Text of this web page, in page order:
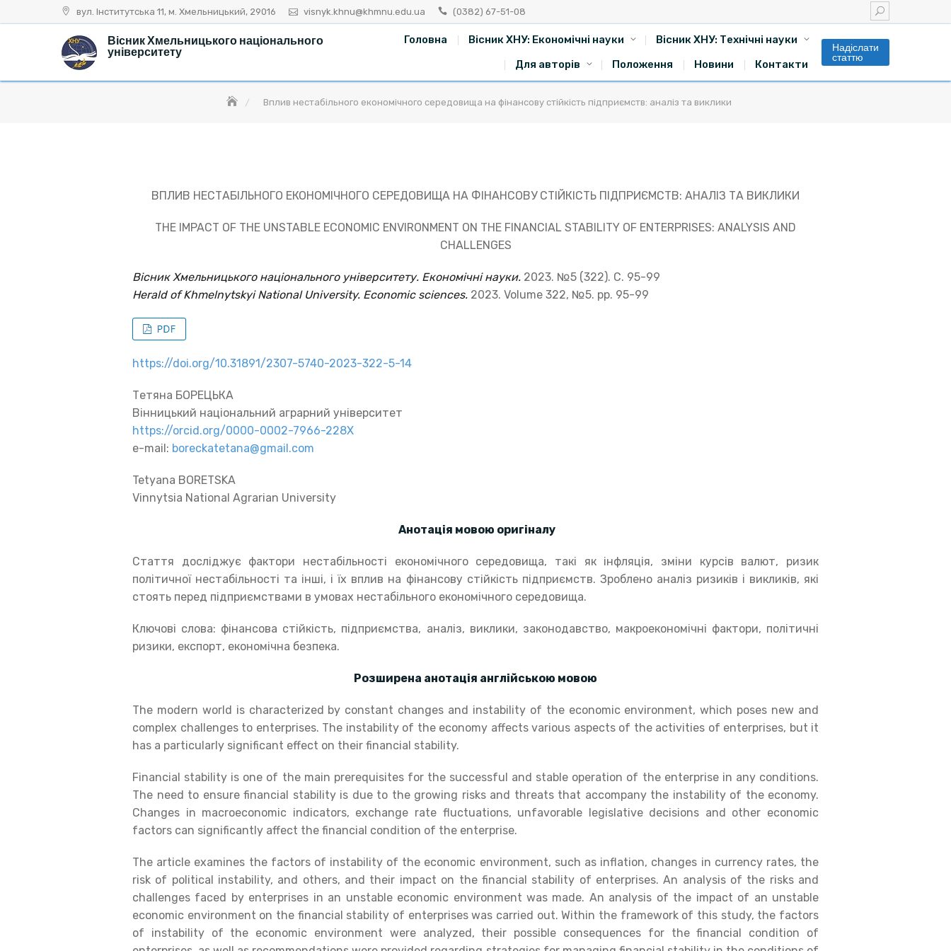
to
вул. Інститутська 11, м. Хмельницький, 29016 visnyk.khnu@khmnu.edu.ua (0382) 67-51-08
Вісник Хмельницького національного
університету
Головна Вісник ХНУ: Економічні науки
Вісник ХНУ: Технічні науки
Для авторів
Положення Новини Контакти
Надіслати
статтю
Вплив нестабільного економічного середовища на фінансову стійкість підприємств: аналіз та виклики
ВПЛИВ НЕСТАБІЛЬНОГО ЕКОНОМІЧНОГО СЕРЕДОВИЩА НА ФІНАНСОВУ СТІЙКІСТЬ ПІДПРИЄМСТВ: АНАЛІЗ ТА ВИКЛИКИ
THE IMPACT OF THE UNSTABLE ECONOMIC ENVIRONMENT ON THE FINANCIAL STABILITY OF ENTERPRISES: ANALYSIS AND
CHALLENGES
Вісник Хмельницького національного університету. Економічні науки. 2023. №5 (322). C. 95-99
Herald of Khmelnytskyi National University. Economic sciences. 2023. Volume 322, №5. pp. 95-99
https://doi.org/10.31891/2307-5740-2023-322-5-14
Тетяна БОРЕЦЬКА
Вінницький національний аграрний університет
https://orcid.org/0000-0002-7966-228X
e-mail: boreckatetana@gmail.com
Tetyana BORETSKA
Vinnytsia National Agrarian University
Анотація мовою оригіналу
Стаття досліджує фактори нестабільності економічного середовища, такі як інфляція, зміни курсів валют, ризик
політичної нестабільності та інші, і їх вплив на фінансову стійкість підприємств. Зроблено аналіз ризиків і викликів, які
стоять перед підприємствами в умовах нестабільного економічного середовища.
Ключові слова: фінансова стійкість, підприємства, аналіз, виклики, законодавство, макроекономічні фактори, політичні
ризики, експорт, економічна безпека.
Розширена анотація англійською мовою
The modern world is characterized by constant changes and instability of the economic environment, which poses new and
complex challenges to enterprises. The instability of the economy affects various aspects of the activities of enterprises, but it
has a particularly significant effect on their financial stability.
Financial stability is one of the main prerequisites for the successful and stable operation of the enterprise in any conditions.
The need to ensure financial stability is due to the growing risks and threats that accompany the instability of the economy.
Changes in macroeconomic indicators, exchange rate fluctuations, unfavorable legislative decisions and other economic
factors can significantly affect the financial condition of the enterprise.
The article examines the factors of instability of the economic environment, such as inflation, changes in currency rates, the
risk of political instability, and others, and their impact on the financial stability of enterprises. An analysis of the risks and
challenges faced by enterprises in an unstable economic environment was made. An analysis of the impact of an unstable
economic environment on the financial stability of enterprises was carried out. Within the framework of this study, the factors
of instability of the economic environment were analyzed, their possible consequences for the financial condition of